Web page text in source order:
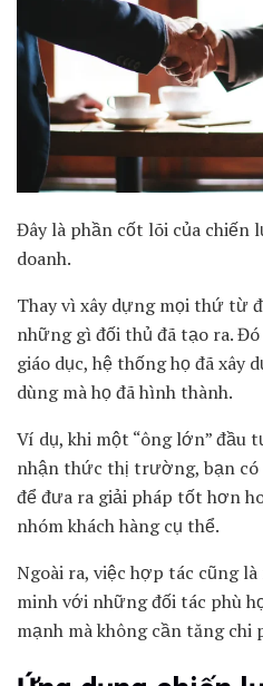
Đây là phần cốt lõi của chiến
doanh.
Thay vì xây dựng mọi thứ từ
những gì đối thủ đã tạo ra.
giáo dục, hệ thống họ đã xây
dùng mà họ đã hình thành.
Ví dụ, khi một “ông lớn” đầu
nhận thức thị trường, bạn có
để đưa ra giải pháp tốt hơn
nhóm khách hàng cụ thể.
Ngoài ra, việc hợp tác cũng
minh với những đối tác phù
mạnh mà không cần tăng chi